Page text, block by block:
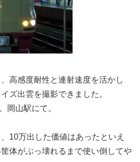
高感度耐性と連射速度を活かし
ズ出雲を撮影できました。
岡山駅にて。
10万出した価値はあったといえ
体がぶっ壊れるまで使い倒してや